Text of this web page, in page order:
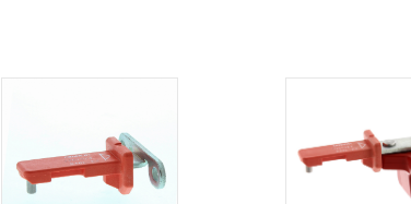
在庫状況および標準価格結果を当社の事前の承
マイパーツ機能（部品リスト作成サービス）
ている必要があります。
お客様が当ウェブサイト上で当社にご登録され
が、当社の製品・サービスに関するお客様との
部品在庫の切り替え状況などにより、予定月が前後す
※3 非含有証明書ダウンロード
「10」：通常の使用状況下において有害物質が外部
味します。
「－」：未確認です。当社販売部門へお問い合わせく
たしません。
－
在庫なし(最新の在庫状況については、お
空
白
受注生産機種、また在庫状況の情報を公開